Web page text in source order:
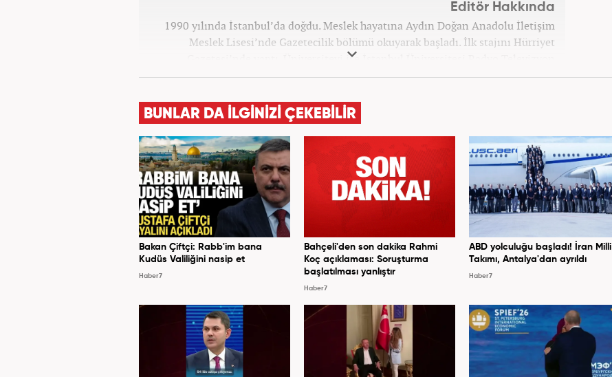
Editör Hakkında
1990 yılında İstanbul’da doğdu. Meslek hayatına Aydın Doğan Anadolu İletişim
Meslek Lisesi’nde Gazetecilik bölümü okuyarak başladı. İlk stajını Hürriyet
Gazetesi’nde yaptı. Üniversiteyi ise İstanbul Üniversitesi Radyo Televizyon
Yayımcılığı bölümünde tamamladı. 2009 yılında Milliyet Gazetesi’nde internet
televizyon bulunmaktadır. Meslek hayatına Haber7.com’da “Gündem Editörü”
olarak devam etmektedir. Evli ve 2 çocuk annesidir.
BUNLAR DA İLGİNİZİ ÇEKEBİLİR
Bakan Çiftçi: Rabb'im bana
Kudüs Valiliğini nasip et
Haber7
Bahçeli'den son dakika Rahmi
Koç açıklaması: Soruşturma
başlatılması yanlıştır
Haber7
ABD yolculuğu başladı! İran Milli
Takımı, Antalya'dan ayrıldı
Haber7